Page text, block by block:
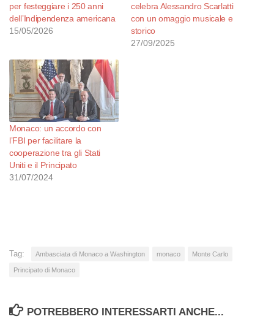
per festeggiare i 250 anni
dell’Indipendenza americana
15/05/2026
celebra Alessandro Scarlatti
con un omaggio musicale e
storico
27/09/2025
Monaco: un accordo con
l’FBI per facilitare la
cooperazione tra gli Stati
Uniti e il Principato
31/07/2024
Tag: Ambasciata di Monaco a Washington monaco Monte Carlo
Principato di Monaco
POTREBBERO INTERESSARTI ANCHE...